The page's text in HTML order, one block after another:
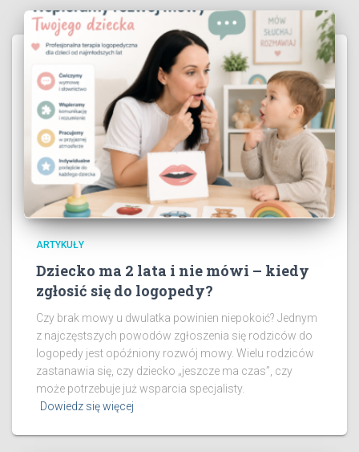
ARTYKUŁY
Dziecko ma 2 lata i nie mówi – kiedy
zgłosić się do logopedy?
Czy brak mowy u dwulatka powinien niepokoić? Jednym
z najczęstszych powodów zgłoszenia się rodziców do
logopedy jest opóźniony rozwój mowy. Wielu rodziców
zastanawia się, czy dziecko „jeszcze ma czas”, czy
może potrzebuje już wsparcia specjalisty.
Dowiedz się więcej